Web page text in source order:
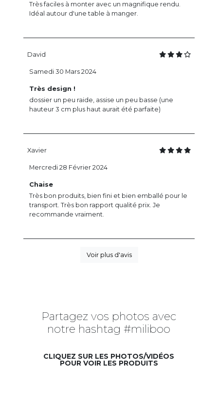
Très faciles à monter avec un magnifique rendu.
Idéal autour d'une table à manger.
David
Très design !
dossier un peu raide, assise un peu basse (une
hauteur 3 cm plus haut aurait été parfaite)
Samedi 30 Mars 2024
Xavier
Chaise
Très bon produits, bien fini et bien emballé pour le
transport. Très bon rapport qualité prix. Je
recommande vraiment.
Mercredi 28 Février 2024
Voir plus d'avis
Partagez vos photos avec
notre hashtag #miliboo
CLIQUEZ SUR LES PHOTOS/VIDÉOS
POUR VOIR LES PRODUITS